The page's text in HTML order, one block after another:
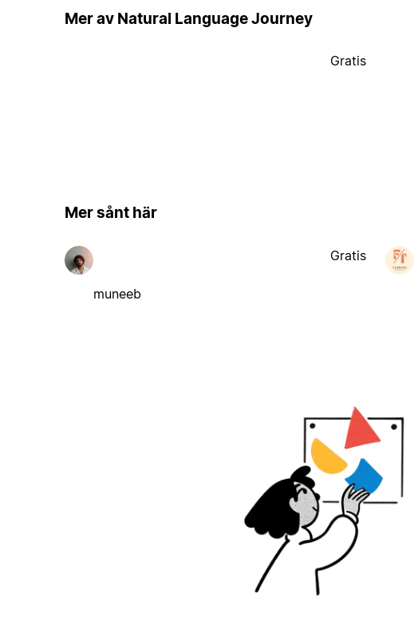
Mer av Natural Language Journey
Gratis
Mer sånt här
muneeb
Gratis